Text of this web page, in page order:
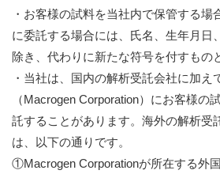
・お客様の試料を当社内で保管する場
に委託する場合には、氏名、生年月日
除き、代わりに新たな符号を付すもの
・当社は、国内の解析受託会社に加え
（Macrogen Corporation）にお客様の
託することがあります。海外の解析受
は、以下の通りです。
①Macrogen Corporationが所在する外